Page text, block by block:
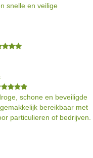
snelle en veilige
schone en beveiligde
bereikbaar met
particulieren of bedrijven.